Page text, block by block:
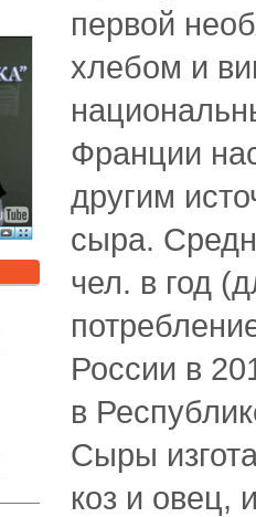
первой
хлебом и
Франции
другим
сыра.
чел. в год
России в
в
Сыры
коз и овец,